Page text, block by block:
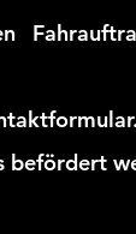
befördert